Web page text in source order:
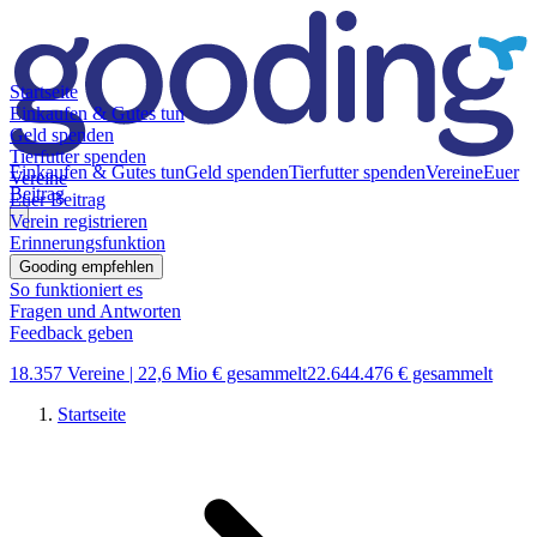
Einkaufen & Gutes tunGeld spendenTierfutter spendenVereineEuer
Beitrag
Startseite
Einkaufen & Gutes tun
Geld spenden
Tierfutter spenden
Vereine
Euer Beitrag
Verein registrieren
Erinnerungsfunktion
Gooding empfehlen
So funktioniert es
Fragen und Antworten
Feedback geben
18.357 Vereine | 22,6 Mio € gesammelt22.644.476 € gesammelt
Startseite